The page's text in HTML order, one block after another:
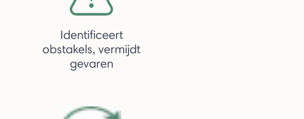
Identificeert
obstakels, vermijdt
gevaren